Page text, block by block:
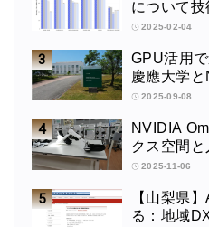
について技
2025-02-04
GPU活用
慶應大学
タビュー
2025-09-08
NVIDIA
クス空間
未来：筑波
2025-11-06
【山梨県
る：地域